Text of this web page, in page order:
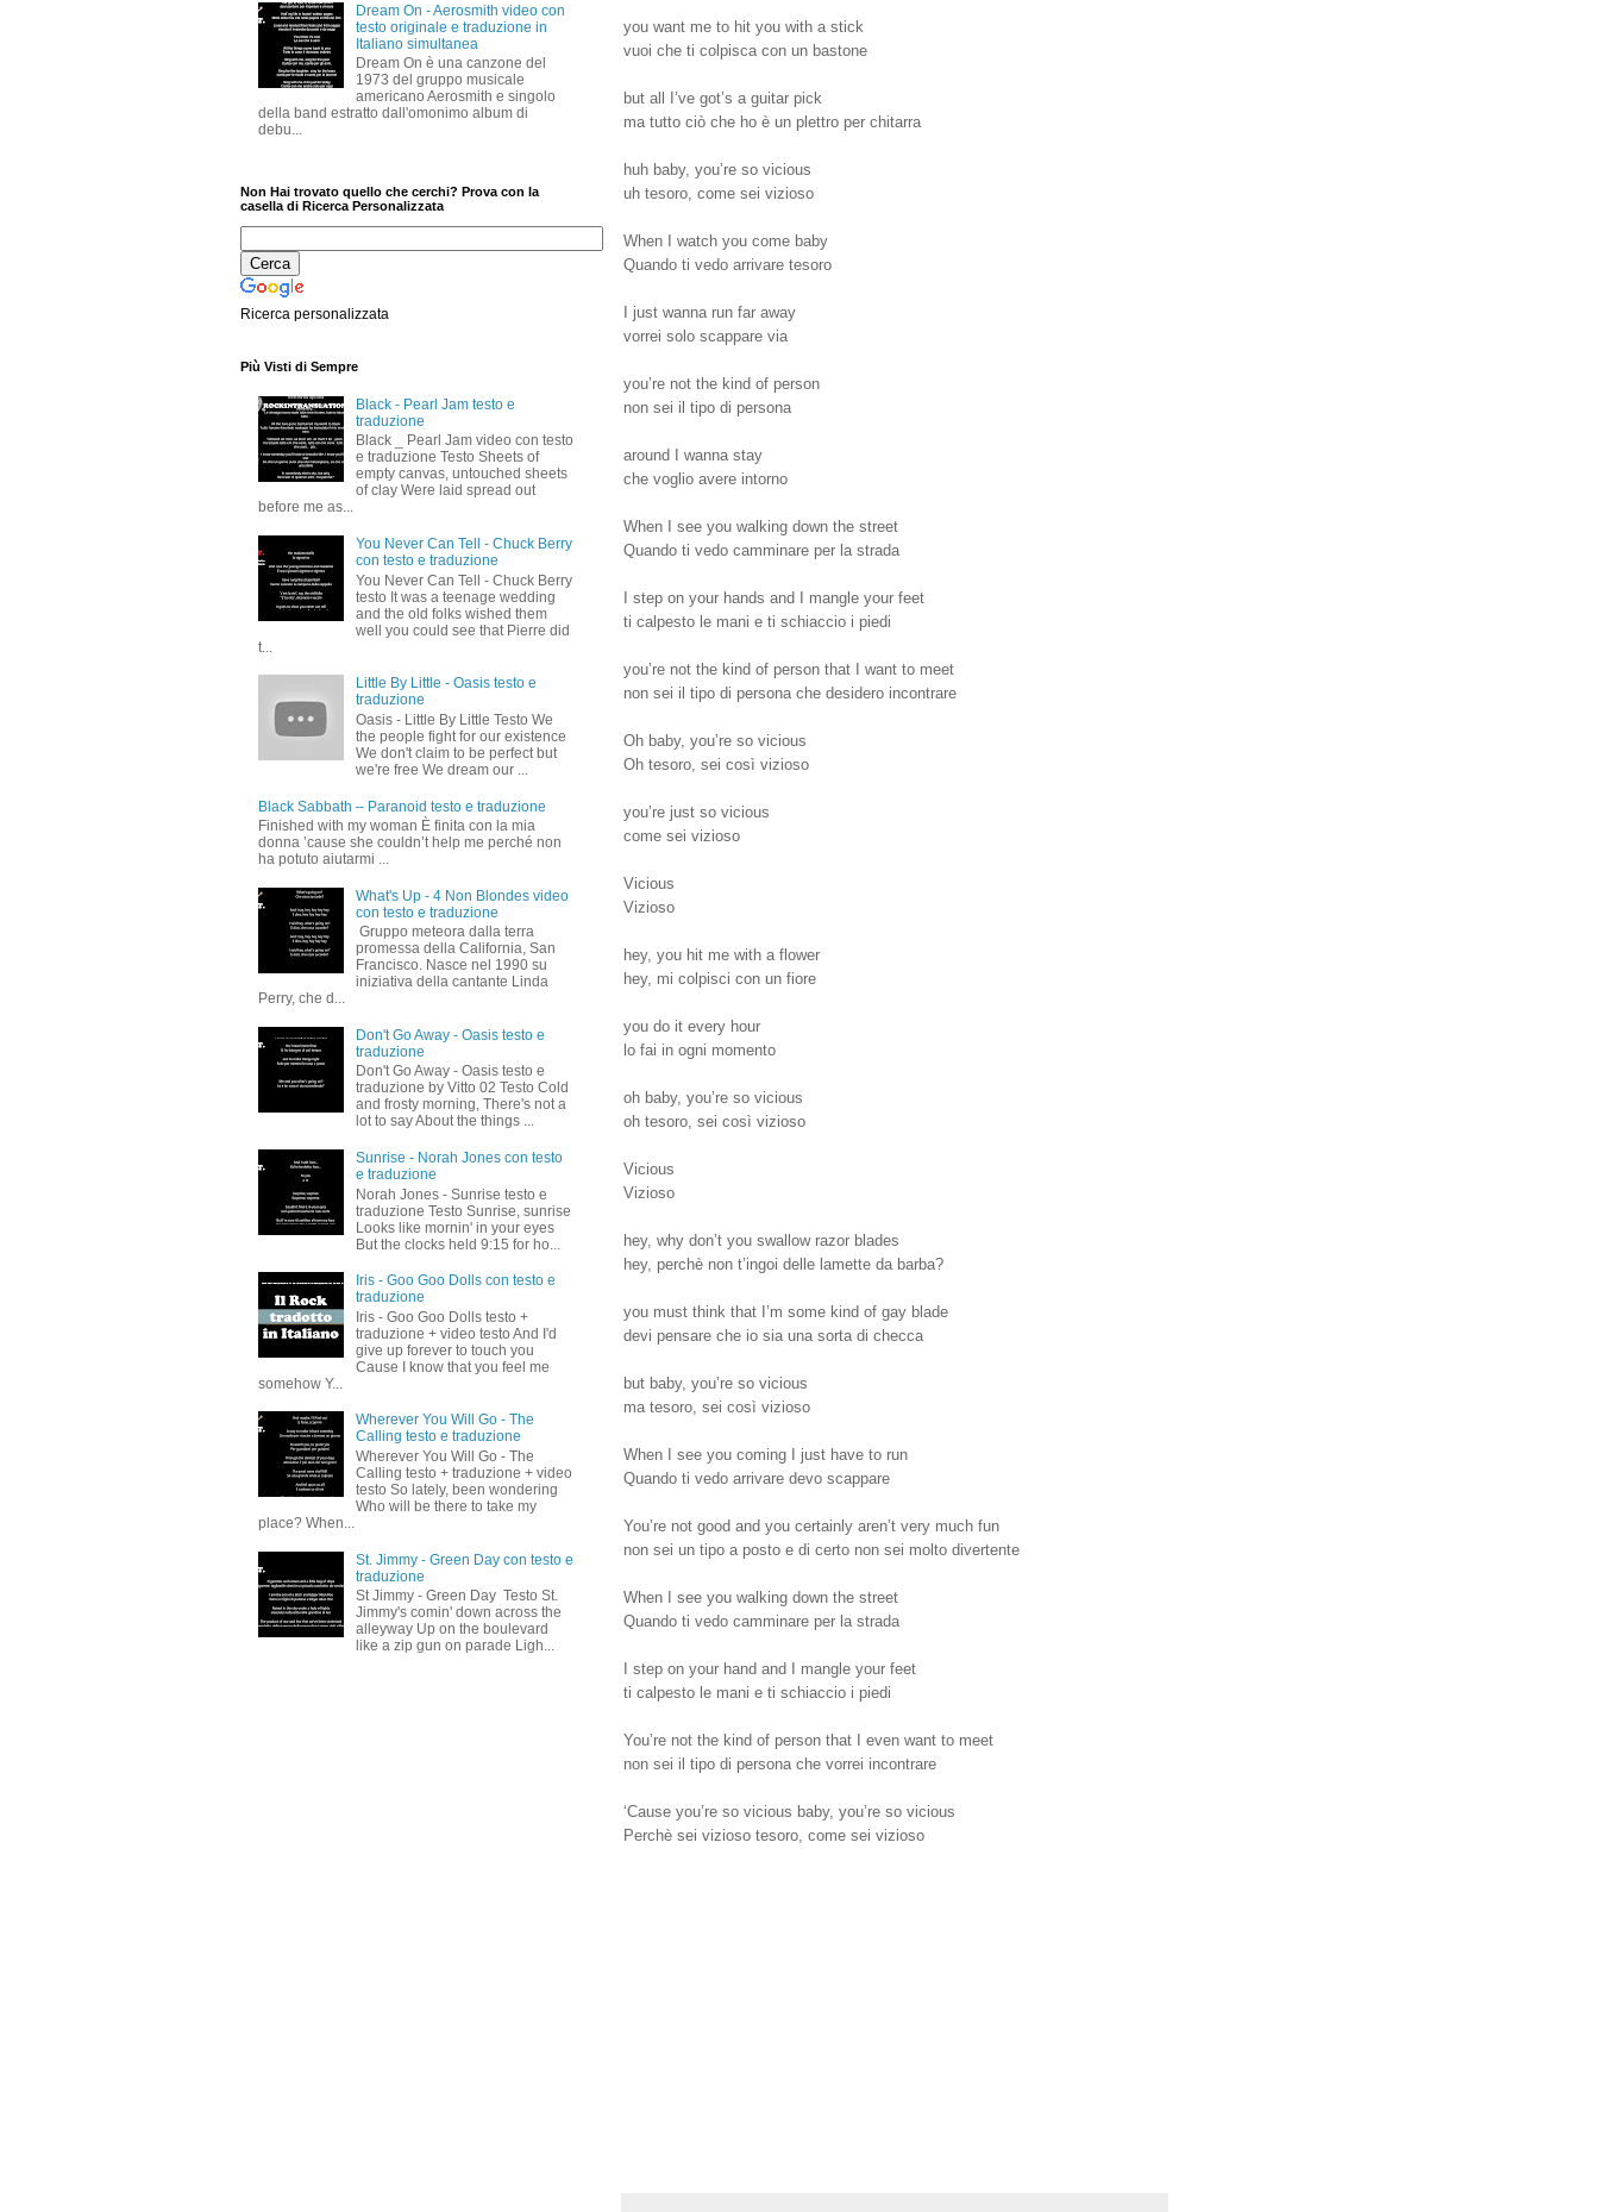
you want me to hit you with a stick
vuoi che ti colpisca con un bastone
but all I’ve got’s a guitar pick
ma tutto ciò che ho è un plettro per chitarra
huh baby, you’re so vicious
uh tesoro, come sei vizioso
When I watch you come baby
Quando ti vedo arrivare tesoro
I just wanna run far away
vorrei solo scappare via
you’re not the kind of person
non sei il tipo di persona
around I wanna stay
che voglio avere intorno
When I see you walking down the street
Quando ti vedo camminare per la strada
I step on your hands and I mangle your feet
ti calpesto le mani e ti schiaccio i piedi
you’re not the kind of person that I want to meet
non sei il tipo di persona che desidero incontrare
Oh baby, you’re so vicious
Oh tesoro, sei così vizioso
you’re just so vicious
come sei vizioso
Vicious
Vizioso
hey, you hit me with a flower
hey, mi colpisci con un fiore
you do it every hour
lo fai in ogni momento
oh baby, you’re so vicious
oh tesoro, sei così vizioso
Vicious
Vizioso
hey, why don’t you swallow razor blades
hey, perchè non t’ingoi delle lamette da barba?
you must think that I’m some kind of gay blade
devi pensare che io sia una sorta di checca
but baby, you’re so vicious
ma tesoro, sei così vizioso
When I see you coming I just have to run
Quando ti vedo arrivare devo scappare
You’re not good and you certainly aren’t very much fun
non sei un tipo a posto e di certo non sei molto divertente
When I see you walking down the street
Quando ti vedo camminare per la strada
I step on your hand and I mangle your feet
ti calpesto le mani e ti schiaccio i piedi
You’re not the kind of person that I even want to meet
non sei il tipo di persona che vorrei incontrare
‘Cause you’re so vicious baby, you’re so vicious
Perchè sei vizioso tesoro, come sei vizioso
Dream On - Aerosmith video con
testo originale e traduzione in
Italiano simultanea
Dream On è una canzone del
1973 del gruppo musicale
americano Aerosmith e singolo
della band estratto dall'omonimo album di
debu...
Non Hai trovato quello che cerchi? Prova con la
casella di Ricerca Personalizzata
Ricerca personalizzata
Più Visti di Sempre
Black - Pearl Jam testo e
traduzione
Black _ Pearl Jam video con testo
e traduzione Testo Sheets of
empty canvas, untouched sheets
of clay Were laid spread out
before me as...
You Never Can Tell - Chuck Berry
con testo e traduzione
You Never Can Tell - Chuck Berry
testo It was a teenage wedding
and the old folks wished them
well you could see that Pierre did
t...
Little By Little - Oasis testo e
traduzione
Oasis - Little By Little Testo We
the people fight for our existence
We don't claim to be perfect but
we're free We dream our ...
Black Sabbath – Paranoid testo e traduzione
Finished with my woman È finita con la mia
donna ’cause she couldn’t help me perché non
ha potuto aiutarmi ...
What's Up - 4 Non Blondes video
con testo e traduzione
Gruppo meteora dalla terra
promessa della California, San
Francisco. Nasce nel 1990 su
iniziativa della cantante Linda
Perry, che d...
Don't Go Away - Oasis testo e
traduzione
Don't Go Away - Oasis testo e
traduzione by Vitto 02 Testo Cold
and frosty morning, There's not a
lot to say About the things ...
Sunrise - Norah Jones con testo
e traduzione
Norah Jones - Sunrise testo e
traduzione Testo Sunrise, sunrise
Looks like mornin' in your eyes
But the clocks held 9:15 for ho...
Iris - Goo Goo Dolls con testo e
traduzione
Iris - Goo Goo Dolls testo +
traduzione + video testo And I'd
give up forever to touch you
Cause I know that you feel me
somehow Y...
Wherever You Will Go - The
Calling testo e traduzione
Wherever You Will Go - The
Calling testo + traduzione + video
testo So lately, been wondering
Who will be there to take my
place? When...
St. Jimmy - Green Day con testo e
traduzione
St Jimmy - Green Day Testo St.
Jimmy's comin' down across the
alleyway Up on the boulevard
like a zip gun on parade Ligh...